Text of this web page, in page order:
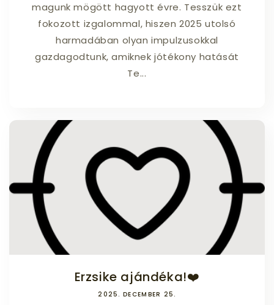
magunk mögött hagyott évre. Tesszük ezt
fokozott izgalommal, hiszen 2025 utolsó
harmadában olyan impulzusokkal
gazdagodtunk, amiknek jótékony hatását
Te...
Erzsike ajándéka!❤️
2025. DECEMBER 25.